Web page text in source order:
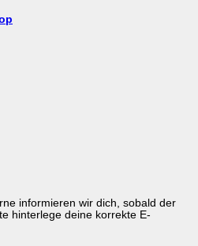
informieren wir dich, sobald der
hinterlege deine korrekte E-